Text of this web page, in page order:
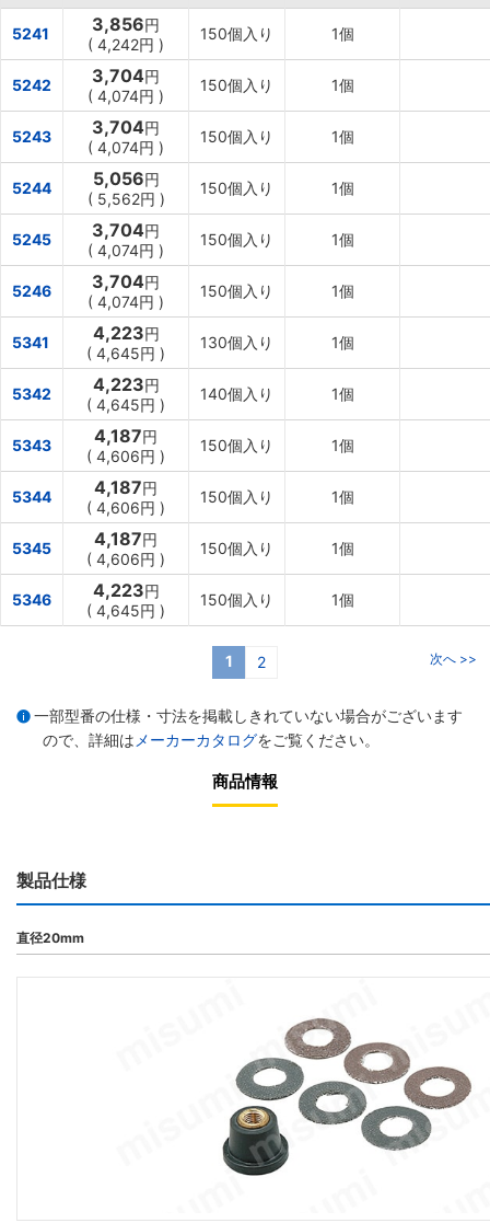
5241 3,856円
( 4,242円 )
150個入り 1個
5242 3,704円
( 4,074円 )
150個入り 1個
5243 3,704円
( 4,074円 )
150個入り 1個
5244 5,056円
( 5,562円 )
150個入り 1個
5245 3,704円
( 4,074円 )
150個入り 1個
5246 3,704円
( 4,074円 )
150個入り 1個
5341 4,223円
( 4,645円 )
130個入り 1個
5342 4,223円
( 4,645円 )
140個入り 1個
5343 4,187円
( 4,606円 )
150個入り 1個
5344 4,187円
( 4,606円 )
150個入り 1個
5345 4,187円
( 4,606円 )
150個入り 1個
5346 4,223円
( 4,645円 )
150個入り 1個
1 2 次へ >>
一部型番の仕様・寸法を掲載しきれていない場合がございます
ので、詳細は メーカーカタログをご覧ください。
商品情報
製品仕様
直径20mm